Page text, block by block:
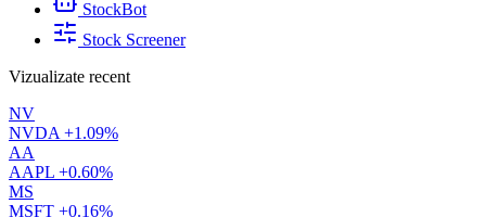
StockBot
Stock Screener
Vizualizate recent
NV
NVDA +1.09%
AA
AAPL +0.60%
MS
MSFT +0.16%